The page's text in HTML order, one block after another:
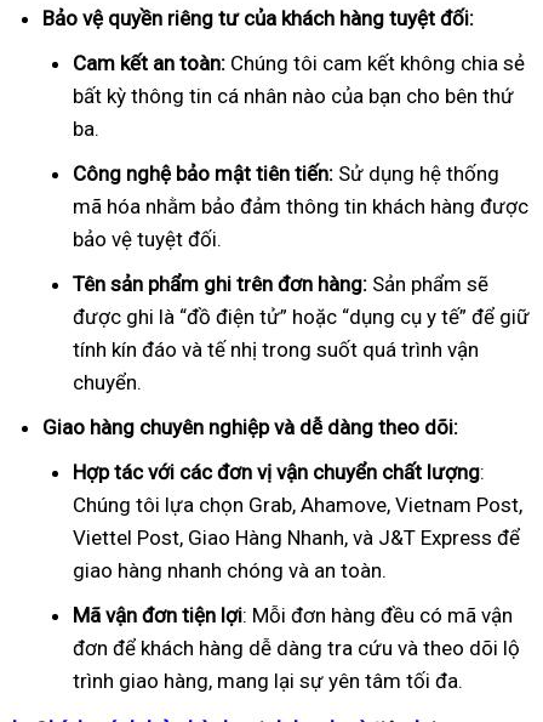
Bảo vệ quyền riêng tư của khách hàng tuyệt đối:
Cam kết an toàn: Chúng tôi cam kết không chia sẻ
bất kỳ thông tin cá nhân nào của bạn cho bên thứ
ba.
Công nghệ bảo mật tiên tiến: Sử dụng hệ thống
mã hóa nhằm bảo đảm thông tin khách hàng được
bảo vệ tuyệt đối.
Tên sản phẩm ghi trên đơn hàng: Sản phẩm sẽ
được ghi là “đồ điện tử” hoặc “dụng cụ y tế” để giữ
tính kín đáo và tế nhị trong suốt quá trình vận
chuyển.
Giao hàng chuyên nghiệp và dễ dàng theo dõi:
Hợp tác với các đơn vị vận chuyển chất lượng:
Chúng tôi lựa chọn Grab, Ahamove, Vietnam Post,
Viettel Post, Giao Hàng Nhanh, và J&T Express để
giao hàng nhanh chóng và an toàn.
Mã vận đơn tiện lợi: Mỗi đơn hàng đều có mã vận
đơn để khách hàng dễ dàng tra cứu và theo dõi lộ
trình giao hàng, mang lại sự yên tâm tối đa.